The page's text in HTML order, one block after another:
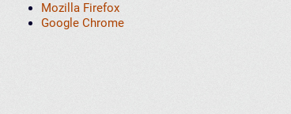
Mozilla Firefox
Google Chrome